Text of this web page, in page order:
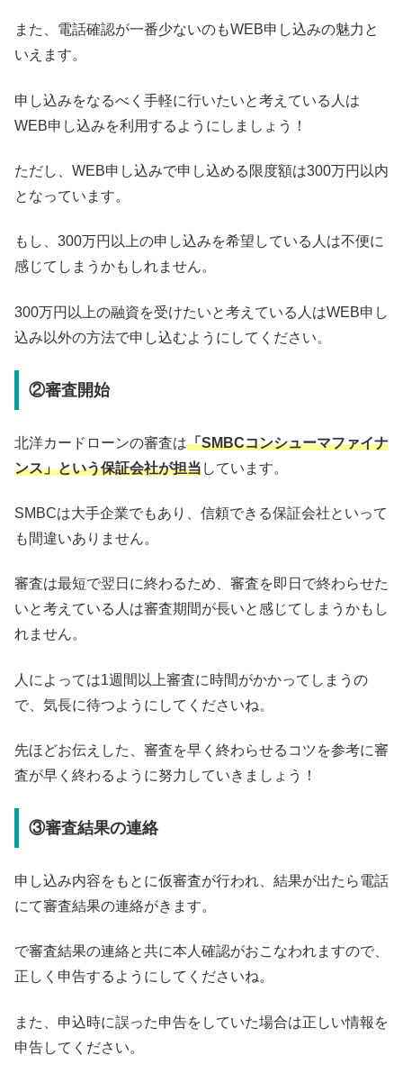
また、電話確認が一番少ないのもWEB申し込みの魅力と
いえます。
申し込みをなるべく手軽に行いたいと考えている人は
WEB申し込みを利用するようにしましょう！
ただし、WEB申し込みで申し込める限度額は300万円以内
となっています。
もし、300万円以上の申し込みを希望している人は不便に
感じてしまうかもしれません。
300万円以上の融資を受けたいと考えている人はWEB申し
込み以外の方法で申し込むようにしてください。
②審査開始
北洋カードローンの審査は「SMBCコンシューマファイナ
ンス」という保証会社が担当しています。
SMBCは大手企業でもあり、信頼できる保証会社といって
も間違いありません。
審査は最短で翌日に終わるため、審査を即日で終わらせた
いと考えている人は審査期間が長いと感じてしまうかもし
れません。
人によっては1週間以上審査に時間がかかってしまうの
で、気長に待つようにしてくださいね。
先ほどお伝えした、審査を早く終わらせるコツを参考に審
査が早く終わるように努力していきましょう！
③審査結果の連絡
申し込み内容をもとに仮審査が行われ、結果が出たら電話
にて審査結果の連絡がきます。
で審査結果の連絡と共に本人確認がおこなわれますので、
正しく申告するようにしてくださいね。
また、申込時に誤った申告をしていた場合は正しい情報を
申告してください。